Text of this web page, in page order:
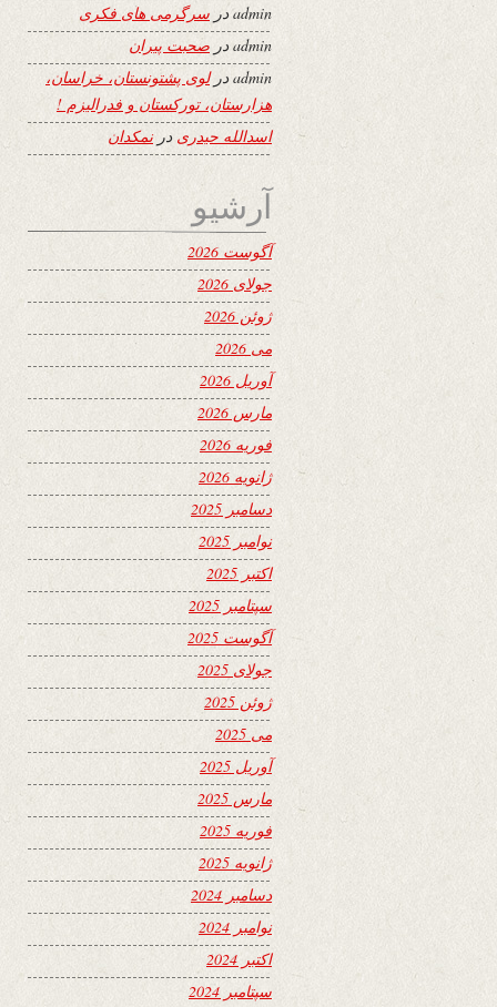
adminدر سرگرمی های فکری
admin در صحبت پیران
adminدرلوی پشتونستان، خراسان،
هزارستان، تورکستان و فدرالیزم !
اسدالله حیدری درنمکدان
آرشیو
آگوست 2026
جولای 2026
ژوئن 2026
می 2026
آوریل 2026
مارس 2026
فوریه 2026
ژانویه 2026
دسامبر 2025
نوامبر 2025
اکتبر 2025
سپتامبر 2025
آگوست 2025
جولای 2025
ژوئن 2025
می 2025
آوریل 2025
مارس 2025
فوریه 2025
ژانویه 2025
دسامبر 2024
نوامبر 2024
اکتبر 2024
سپتامبر 2024